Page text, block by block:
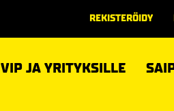
REKISTERÖIDY
VIP JA YRITYKSILLE